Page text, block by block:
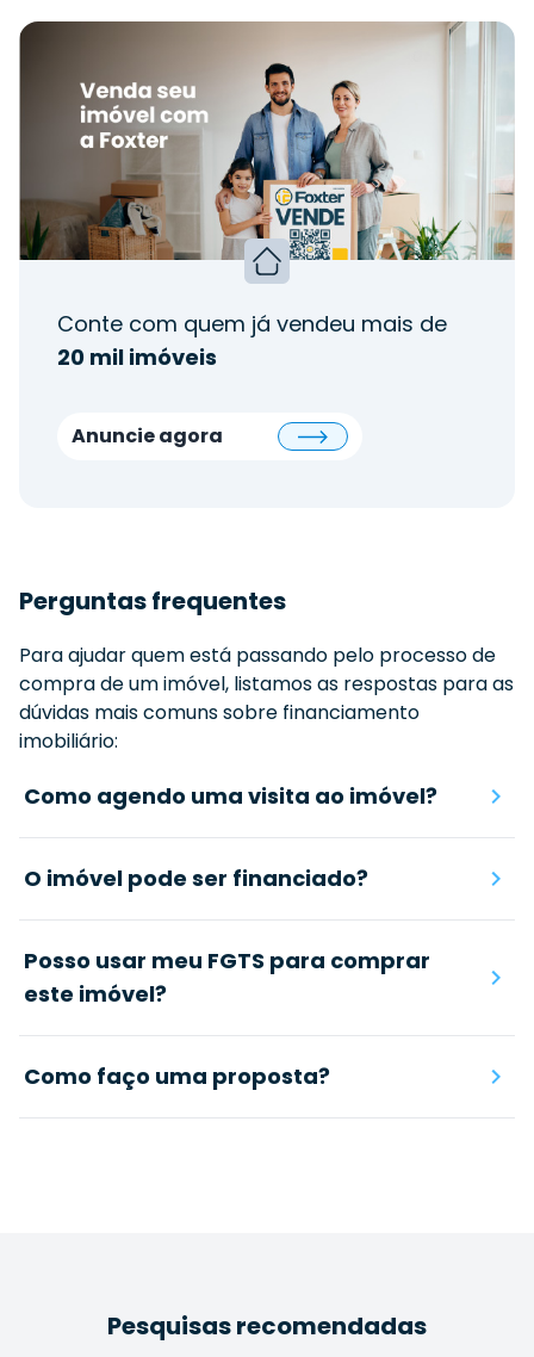
Conte com quem já vendeu mais de
20 mil imóveis
Anuncie agora
Perguntas frequentes
Para ajudar quem está passando pelo processo de
compra de um imóvel, listamos as respostas para as
dúvidas mais comuns sobre financiamento
imobiliário:
Como agendo uma visita ao imóvel?
O imóvel pode ser financiado?
Posso usar meu FGTS para comprar
este imóvel?
Como faço uma proposta?
Pesquisas recomendadas